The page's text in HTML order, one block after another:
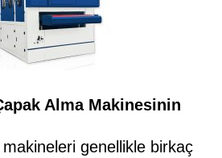
Alma Makinesinin
genellikle birkaç